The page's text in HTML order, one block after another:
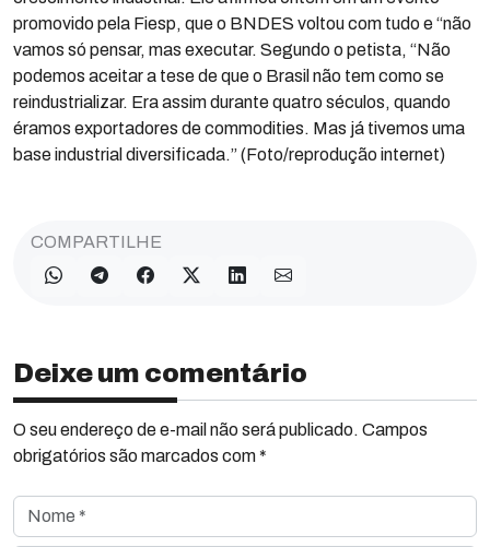
promovido pela Fiesp, que o BNDES voltou com tudo e “não
vamos só pensar, mas executar. Segundo o petista, “Não
podemos aceitar a tese de que o Brasil não tem como se
reindustrializar. Era assim durante quatro séculos, quando
éramos exportadores de commodities. Mas já tivemos uma
base industrial diversificada.” (Foto/reprodução internet)
COMPARTILHE
Deixe um comentário
O seu endereço de e-mail não será publicado. Campos
obrigatórios são marcados com *
Nome *